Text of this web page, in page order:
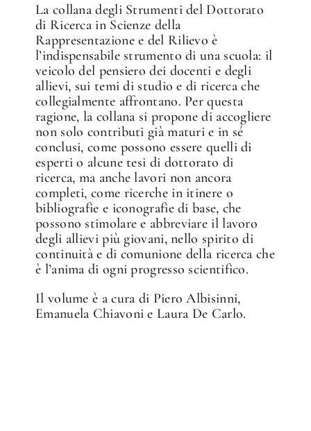
La collana degli Strumenti del Dottorato
di Ricerca in Scienze della
Rappresentazione e del Rilievo è
l’indispensabile strumento di una scuola: il
veicolo del pensiero dei docenti e degli
allievi, sui temi di studio e di ricerca che
collegialmente affrontano. Per questa
ragione, la collana si propone di accogliere
non solo contributi già maturi e in sé
conclusi, come possono essere quelli di
esperti o alcune tesi di dottorato di
ricerca, ma anche lavori non ancora
completi, come ricerche in itinere o
bibliografie e iconografie di base, che
possono stimolare e abbreviare il lavoro
degli allievi più giovani, nello spirito di
continuità e di comunione della ricerca che
è l’anima di ogni progresso scientifico.
Il volume è a cura di Piero Albisinni,
Emanuela Chiavoni e Laura De Carlo.